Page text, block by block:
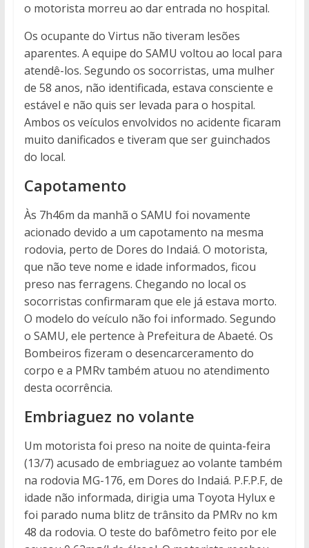
o motorista morreu ao dar entrada no hospital.
Os ocupante do Virtus não tiveram lesões
aparentes. A equipe do SAMU voltou ao local para
atendê-los. Segundo os socorristas, uma mulher
de 58 anos, não identificada, estava consciente e
estável e não quis ser levada para o hospital.
Ambos os veículos envolvidos no acidente ficaram
muito danificados e tiveram que ser guinchados
do local.
Capotamento
Às 7h46m da manhã o SAMU foi novamente
acionado devido a um capotamento na mesma
rodovia, perto de Dores do Indaiá. O motorista,
que não teve nome e idade informados, ficou
preso nas ferragens. Chegando no local os
socorristas confirmaram que ele já estava morto.
O modelo do veículo não foi informado. Segundo
o SAMU, ele pertence à Prefeitura de Abaeté. Os
Bombeiros fizeram o desencarceramento do
corpo e a PMRv também atuou no atendimento
desta ocorrência.
Embriaguez no volante
Um motorista foi preso na noite de quinta-feira
(13/7) acusado de embriaguez ao volante também
na rodovia MG-176, em Dores do Indaiá. P.F.P.F, de
idade não informada, dirigia uma Toyota Hylux e
foi parado numa blitz de trânsito da PMRv no km
48 da rodovia. O teste do bafômetro feito por ele